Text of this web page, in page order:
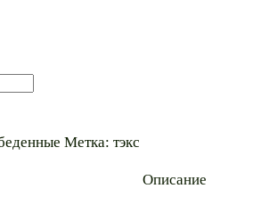
Метка: тэкс
Описание